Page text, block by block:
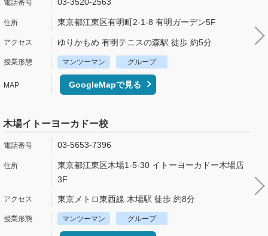
03-3520-2563
東京都江東区有明町2-1-8 有明ガーデン5F
ゆりかもめ 有明テニスの森駅 徒歩 約5分
マンツーマン グループ
GoogleMapで見る
木場イトーヨーカドー校
03-5653-7396
東京都江東区木場1-5-30 イトーヨーカドー木場店
3F
東京メトロ東西線 木場駅 徒歩 約8分
マンツーマン グループ